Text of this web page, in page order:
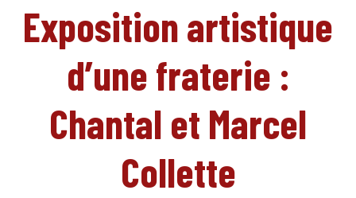
Exposition artistique
d’une fraterie :
Chantal et Marcel
Collette